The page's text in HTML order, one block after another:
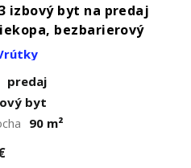
3 izbový byt na predaj
bezbarierový
predaj
byt
90 m²